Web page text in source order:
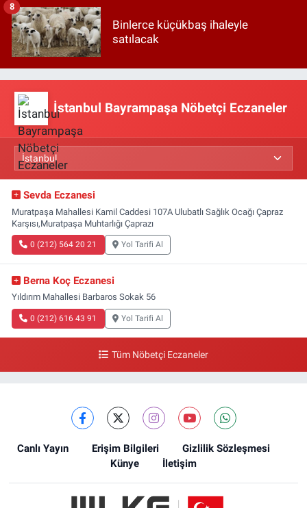
Binlerce küçükbaş ihaleyle
satılacak
8
İstanbul Bayrampaşa Nöbetçi Eczaneler
Sevda Eczanesi
Muratpaşa Mahallesi Kamil Caddesi 107A Ulubatlı Sağlık Ocağı Çapraz
Karşısı,Muratpaşa Muhtarlığı Çaprazı
0 (212) 564 20 21 Yol Tarifi Al
Berna Koç Eczanesi
Yıldırım Mahallesi Barbaros Sokak 56
0 (212) 616 43 91 Yol Tarifi Al
Tüm Nöbetçi Eczaneler
Canlı Yayın Erişim Bilgileri
Gizlilik Sözleşmesi
Künye
İletişim